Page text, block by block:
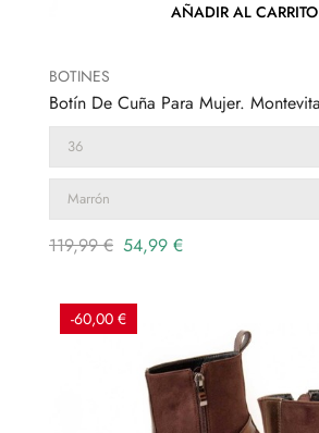
AÑADIR AL CARRITO
BOTINES
Precio
119,99 € Precio
54,99 €
-60,00 €